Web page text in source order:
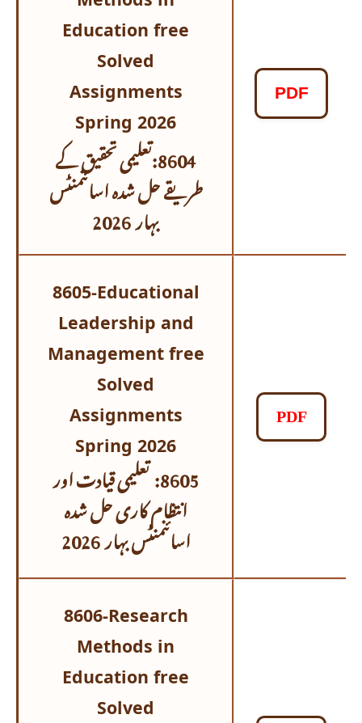
Education free
Solved
Assignments
Spring 2026
8604:تعلیمی تحقیق کے
طریقے حل شدہ اسائنمنٹس
بہار 2026
PDF
8605-Educational
Leadership and
Management free
Solved
Assignments
Spring 2026
8605: تعلیمی قیادت اور
انتظام کاریحل شدہ
اسائنمنٹسبہار 2026
PDF
8606-Research
Methods in
Education free
Solved